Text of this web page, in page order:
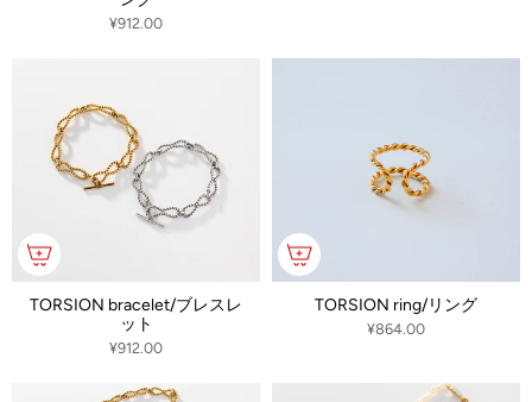
¥912.00
TORSION bracelet/ブレスレ
ット
¥912.00
TORSION ring/リング
¥864.00